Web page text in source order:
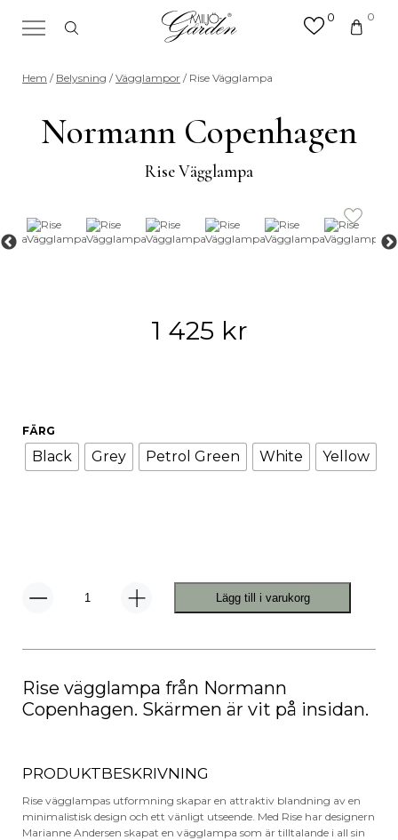
0 0
Sök efter valfri produkt eller
kategori
efter:
Hem / Belysning /Vägglampor / Rise Vägglampa
Normann Copenhagen
Rise Vägglampa
1 425 kr
FÄRG
Black Grey Petrol Green White Yellow
Rise
Lägg till i varukorg
Rise vägglampa från Normann
Copenhagen. Skärmen är vit på insidan.
PRODUKTBESKRIVNING
Rise vägglampas utformning skapar en attraktiv blandning av en
minimalistisk design och ett vänligt utseende. Med Rise har designern
Marianne Andersen skapat en vägglampa som är tilltalande i all sin